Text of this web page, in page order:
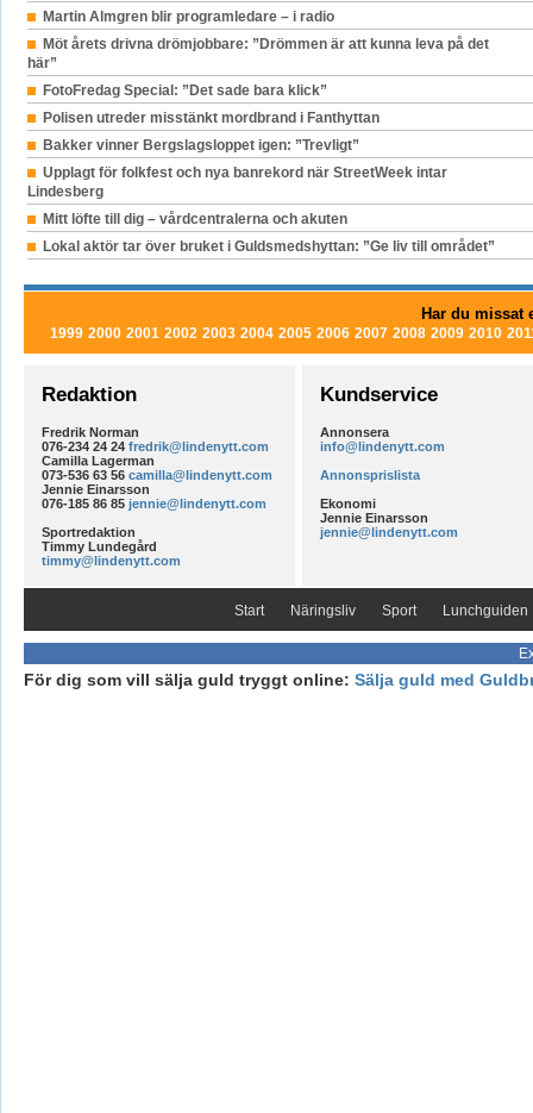
Martin Almgren blir programledare – i radio
Möt årets drivna drömjobbare: ”Drömmen är att kunna leva på det
här”
FotoFredag Special: ”Det sade bara klick”
Polisen utreder misstänkt mordbrand i Fanthyttan
Bakker vinner Bergslagsloppet igen: ”Trevligt”
Upplagt för folkfest och nya banrekord när StreetWeek intar
Lindesberg
Mitt löfte till dig – vårdcentralerna och akuten
Lokal aktör tar över bruket i Guldsmedshyttan: ”Ge liv till området”
Har du missat
1999 2000 2001 2002 2003 2004 2005 2006 2007 2008 2009 2010
Redaktion
Fredrik Norman
076-234 24 24 fredrik@lindenytt.com
Camilla Lagerman
073-536 63 56 camilla@lindenytt.com
Jennie Einarsson
076-185 86 85 jennie@lindenytt.com
Sportredaktion
Timmy Lundegård
timmy@lindenytt.com
Kundservice
Annonsera
info@lindenytt.com
Annonsprislista
Ekonomi
Jennie Einarsson
jennie@lindenytt.com
Start Näringsliv Sport Lunchguiden
För dig som vill sälja guld tryggt online: Sälja guld med